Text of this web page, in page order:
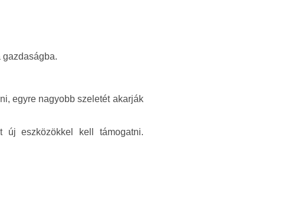
gazdaságba.
egyre nagyobb szeletét akarják
új eszközökkel kell támogatni.